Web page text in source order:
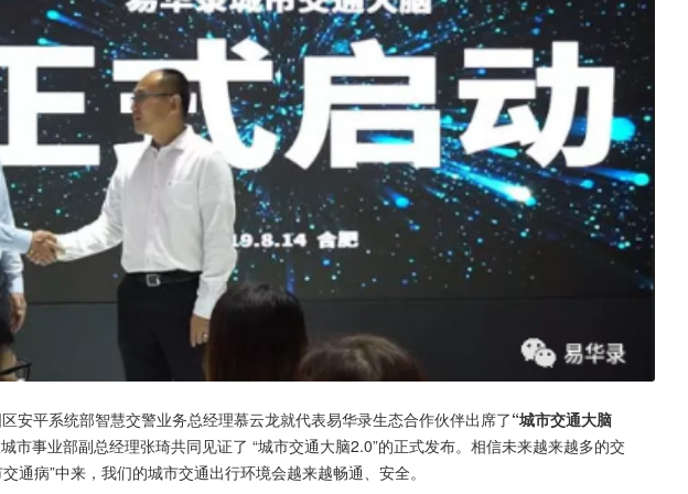
安平系统部智慧交警业务总经理慕云龙就代表易华录生态合作伙伴出席了“城市交通大脑
市事业部副总经理张琦共同见证了 “城市交通大脑2.0”的正式发布。相信未来越来越多的交
通病”中来，我们的城市交通出行环境会越来越畅通、安全。